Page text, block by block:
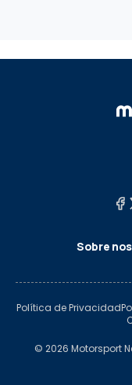
Sobre
Política de Privacidad
© 2026 Motorsport